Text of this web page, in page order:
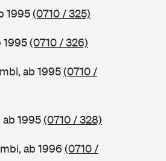
1995(0710 / 325)
1995(0710 / 326)
ab 1995(0710 /
ab 1995(0710 / 328)
ab 1996 (0710 /